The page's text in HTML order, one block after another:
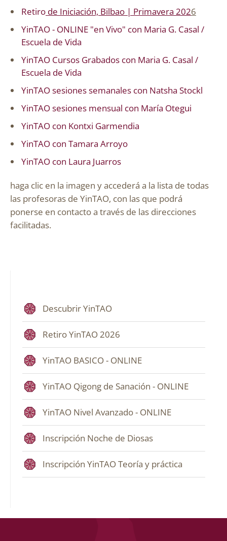
Retiro de Iniciación, Bilbao | Primavera 2026
YinTAO- ONLINE "en Vivo" con Maria G. Casal /
Escuela de Vida
YinTAO Cursos Grabados con Maria G. Casal /
Escuela de Vida
YinTAO sesiones semanales con Natsha Stockl
YinTAO sesiones mensual con María Otegui
YinTAO con Kontxi Garmendia
YinTAO con Tamara Arroyo
YinTAO con Laura Juarros
haga clic en la imagen y accederá a la lista de todas
las profesoras de YinTAO, con las que podrá
ponerse en contacto a través de las direcciones
facilitadas.
Descubrir YinTAO
Retiro YinTAO 2026
YinTAO BASICO - ONLINE
YinTAO Qigong de Sanación - ONLINE
YinTAO Nivel Avanzado - ONLINE
Inscripción Noche de Diosas
Inscripción YinTAO Teoría y práctica